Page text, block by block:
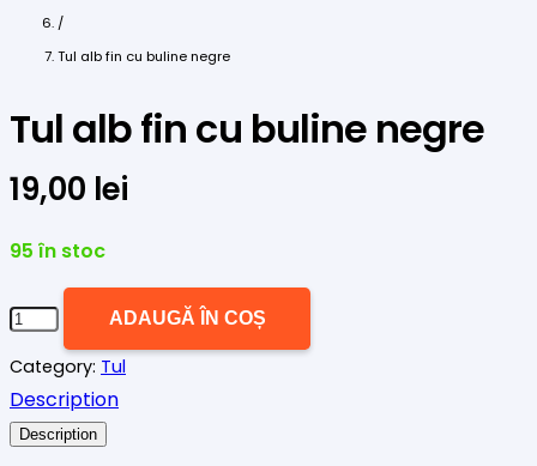
/
Tul alb fin cu buline negre
Tul alb fin cu buline negre
19,00 lei
95 în stoc
Cantitate
fin
cu
ADAUGĂ ÎN COȘ
Category: Tul
Description
Description